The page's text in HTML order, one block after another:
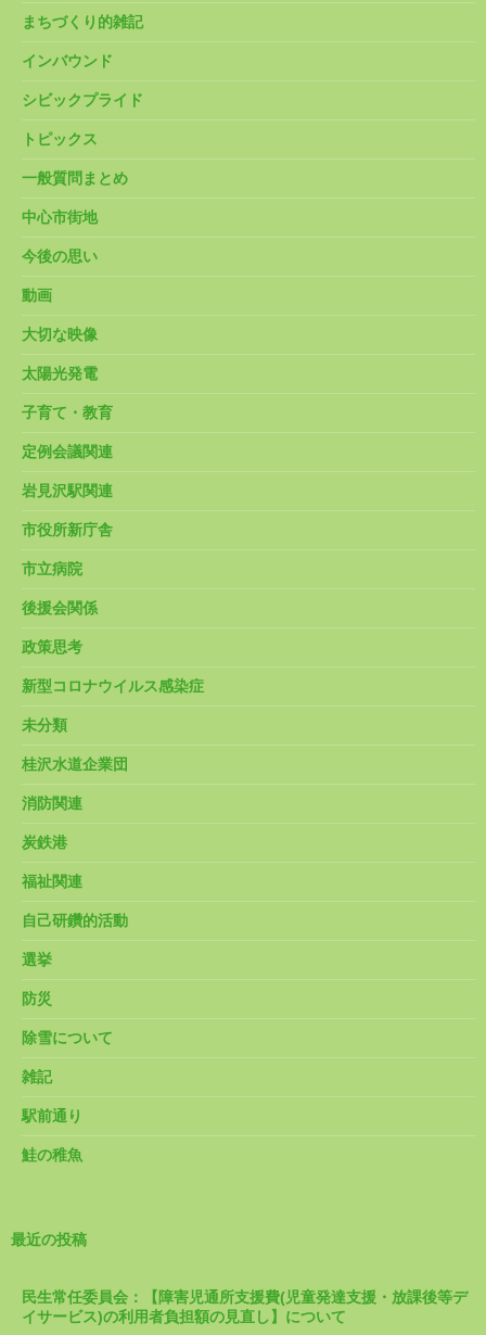
まちづくり的雑記
インバウンド
シビックプライド
トピックス
一般質問まとめ
中心市街地
今後の思い
動画
大切な映像
太陽光発電
子育て・教育
定例会議関連
岩見沢駅関連
市役所新庁舎
市立病院
後援会関係
政策思考
新型コロナウイルス感染症
未分類
桂沢水道企業団
消防関連
炭鉄港
福祉関連
自己研鑽的活動
選挙
防災
除雪について
雑記
駅前通り
鮭の稚魚
最近の投稿
民生常任委員会：【障害児通所支援費(児童発達支援・放課後等デ
イサービス)の利用者負担額の見直し】について